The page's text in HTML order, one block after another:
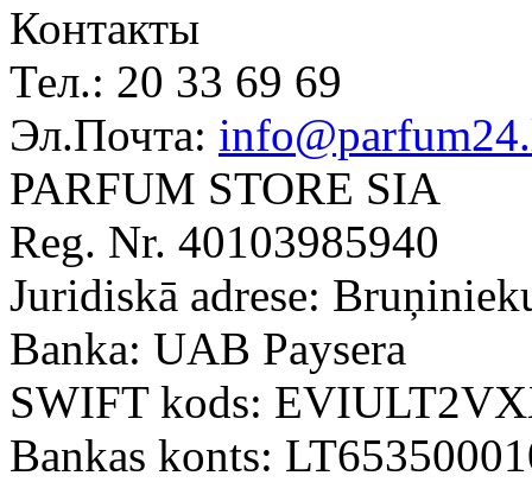
Контакты
Тел.: 20 33 69 69
Эл.Почта:
PARFUM STORE SIA
Reg. Nr. 40103985940
Juridiskā adrese:
Banka: UAB Paysera
SWIFT kods:
Bankas konts: